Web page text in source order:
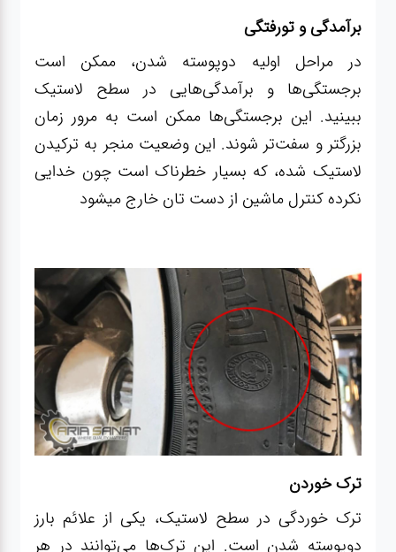
لوازم
یدکی
معاینه
فنی
برآمدگی و تورفتگی
در مراحل اولیه دوپوسته شدن، ممکن است
برجستگی‌ها و برآمدگی‌هایی در سطح لاستیک
ببینید. این برجستگی‌ها ممکن است به مرور زمان
بزرگتر و سفت‌تر شوند. این وضعیت منجر به ترکیدن
لاستیک شده، که بسیار خطرناک است چون خدایی
نکرده کنترل ماشین از دست تان خارج میشود
ترک خوردن
ترک خوردگی در سطح لاستیک، یکی از علائم بارز
دوپوسته شدن است. این ترک‌ها می‌توانند در هر